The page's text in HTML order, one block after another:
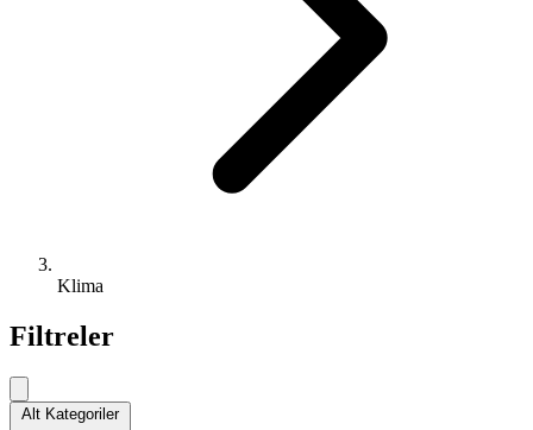
Klima
Filtreler
Alt Kategoriler